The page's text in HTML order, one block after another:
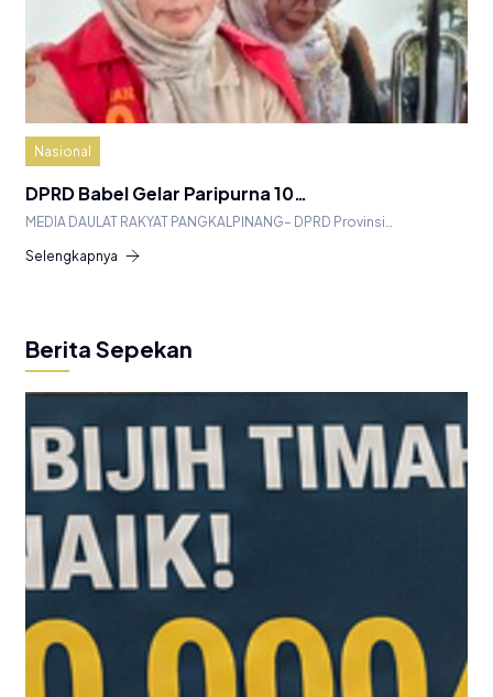
Nasional
DPRD Babel Gelar Paripurna 10…
MEDIA DAULAT RAKYAT PANGKALPINANG– DPRD Provinsi…
Selengkapnya
Berita Sepekan